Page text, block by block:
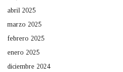
abril 2025
marzo 2025
febrero 2025
enero 2025
diciembre 2024